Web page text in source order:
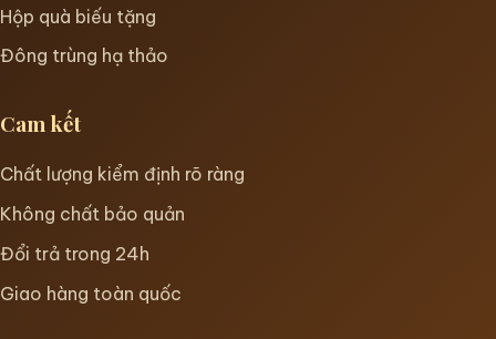
Hộp quà biếu tặng
Đông trùng hạ thảo
Cam kết
Chất lượng kiểm định rõ ràng
Không chất bảo quản
Đổi trả trong 24h
Giao hàng toàn quốc